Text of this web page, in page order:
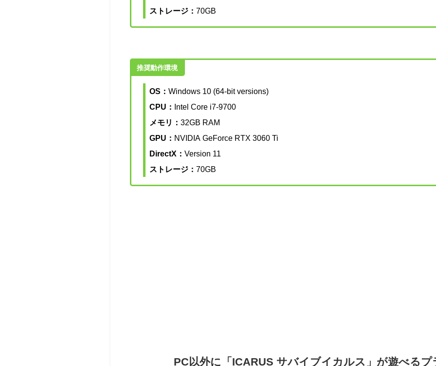
ストレージ： 70GB
推奨動作環境
OS： Windows 10 (64-bit versions)
CPU：
Intel Core i7-9700
メモリ： 32GB RAM
GPU： NVIDIA GeForce RTX 3060 Ti
DirectX： Version 11
ストレージ： 70GB
PC以外に「ICARUS サバイブイカルス」が遊べる